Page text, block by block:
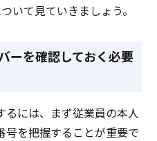
いて見ていきましょう。
ーを確認しておく必要
るには、まず従業員の本人
号を把握することが重要で